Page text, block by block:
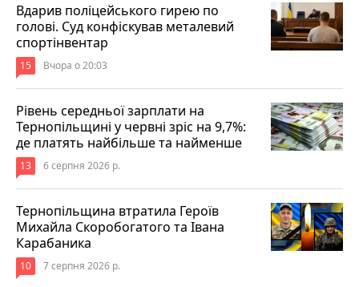
Вдарив поліцейського гирею по
голові. Суд конфіскував металевий
спортінвентар
15 Вчора о 20:03
Рівень середньої зарплати на
Тернопільщині у червні зріс на 9,7%:
де платять найбільше та найменше
13 6 серпня 2026 р.
Тернопільщина втратила Героїв
Михайла Скоробогатого та Івана
Карабаника
10 7 серпня 2026 р.